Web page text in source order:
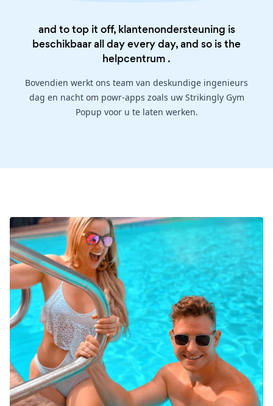
and to top it off, klantenondersteuning is
beschikbaar all day every day, and so is the
helpcentrum .
Bovendien werkt ons team van deskundige ingenieurs
dag en nacht om powr-apps zoals uw Strikingly Gym
Popup voor u te laten werken.